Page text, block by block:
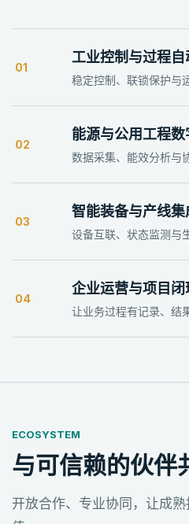
01
工业控制与过程自
稳定控制、联锁保护与
02
能源与公用工程数
数据采集、能效分析与
03
智能装备与产线集
设备互联、状态监测与
04
企业运营与项目闭
让业务过程有记录、结
ECOSYSTEM
与可信赖的伙伴
开放合作、专业协同，让成